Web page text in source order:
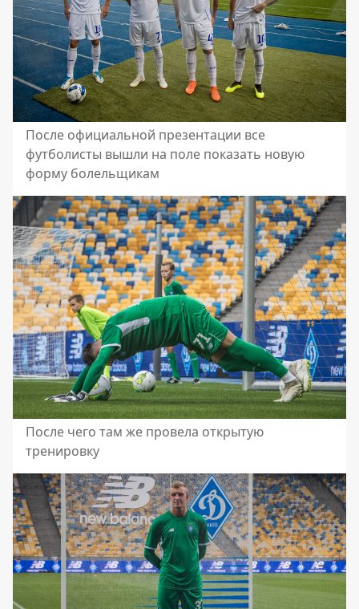
После официальной презентации все
футболисты вышли на поле показать новую
форму болельщикам
После чего там же провела открытую
тренировку